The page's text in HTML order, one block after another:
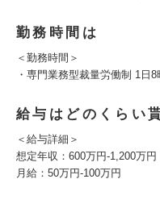
勤務時間は
＜勤務時間＞
・専門業務型裁量労働制 1日8
給与はどのくらい
＜給与詳細＞
想定年収：600万円‐1,200万円
月給：50万円‐100万円